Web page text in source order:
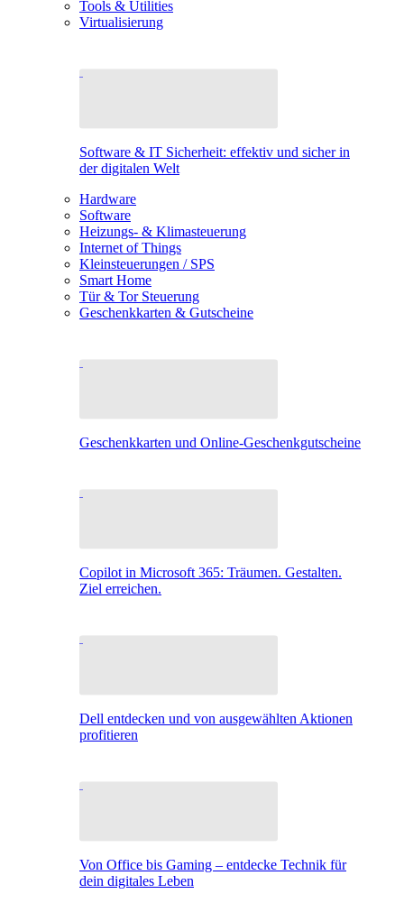
Tools & Utilities
Virtualisierung
Software & IT Sicherheit: effektiv und sicher in
der digitalen Welt
Hardware
Software
Heizungs- & Klimasteuerung
Internet of Things
Kleinsteuerungen / SPS
Smart Home
Tür & Tor Steuerung
Geschenkkarten & Gutscheine
Geschenkkarten und Online-Geschenkgutscheine
Copilot in Microsoft 365: Träumen. Gestalten.
Ziel erreichen.
Dell entdecken und von ausgewählten Aktionen
profitieren
Von Office bis Gaming – entdecke Technik für
dein digitales Leben